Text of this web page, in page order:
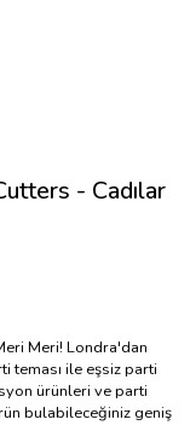
- Cadılar
Meri! Londra'dan
teması ile eşsiz parti
ürünleri ve parti
bulabileceğiniz geniş